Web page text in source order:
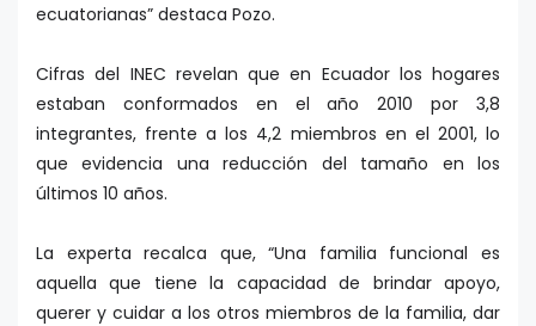
ecuatorianas” destaca Pozo.
Cifras del INEC revelan que en Ecuador los hogares
estaban conformados en el año 2010 por 3,8
integrantes, frente a los 4,2 miembros en el 2001, lo
que evidencia una reducción del tamaño en los
últimos 10 años.
La experta recalca que, “Una familia funcional es
aquella que tiene la capacidad de brindar apoyo,
querer y cuidar a los otros miembros de la familia, dar